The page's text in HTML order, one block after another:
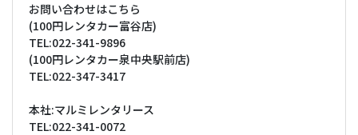
お問い合わせはこちら
(100円レンタカー富谷店)
TEL:022-341-9896
(100円レンタカー泉中央駅前店)
TEL:022-347-3417
本社:マルミレンタリース
TEL:022-341-0072